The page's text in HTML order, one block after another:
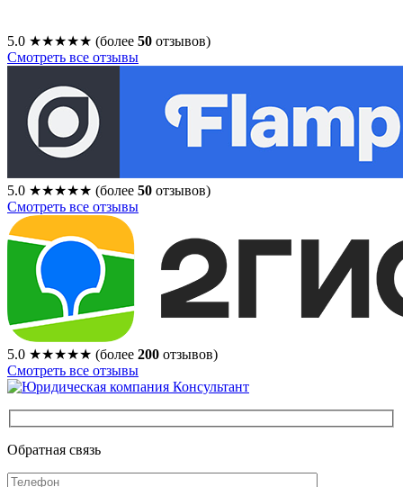
5.0 ★★★★★ (более 50 отзывов)
Смотреть все отзывы
5.0 ★★★★★ (более 50 отзывов)
Смотреть все отзывы
5.0 ★★★★★ (более 200 отзывов)
Смотреть все отзывы
Обратная связь